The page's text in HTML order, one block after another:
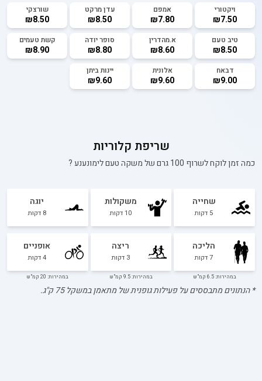
ויקטורי
₪7.50
אמפם
₪7.80
עדן מרקט
₪8.50
שורצקי
₪8.50
טיב טעם
₪8.50
א.מהדרין
₪8.60
סופר יודה
₪8.80
קשת טעמים
₪8.90
דבאח
₪9.00
אלונית
₪9.60
יינות ביתן
₪9.60
שריפת קלוריות
כמה זמן לוקח לשרוף 100 גרם של משקה טעם לימונענע?
שחייה
5 דקות
משקולות
10 דקות
יוגה
8 דקות
הליכה
7דקות
במהירות: 6.5 קמ"ש
ריצה
3 דקות
במהירות: 9.5 קמ"ש
אופניים
4דקות
במהירות: 20 קמ"ש
* הנתונים מתבססים על פעילות גופנית של מתאמן במשקל75ק"ג.